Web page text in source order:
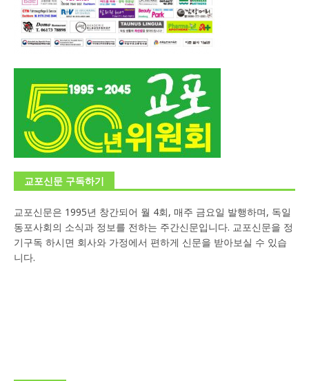
교포신문 구독하기
교포신문은 1995년 창간되어 월 4회, 매주 금요일 발행하며, 독일
동포사회의 소식과 정보를 전하는 주간신문입니다. 교포신문을 정
기구독 하시면 회사와 가정에서 편하게 신문을 받아보실 수 있습
니다.